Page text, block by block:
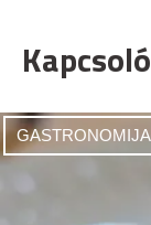
GASTRONOMIJA